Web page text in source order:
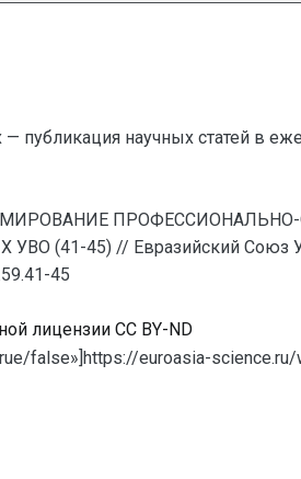
публикация научных статей в
45) // Евразийский Союз
45
лицензии CC BY-ND
false»]https://euroasia-